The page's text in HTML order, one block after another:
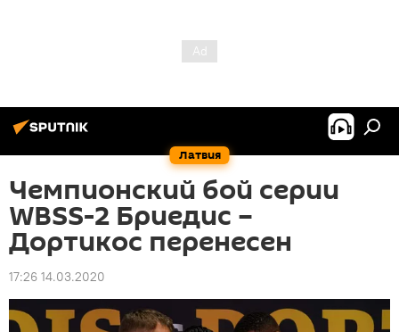
Латвия
Чемпионский бой серии
WBSS-2 Бриедис –
Дортикос перенесен
17:26 14.03.2020